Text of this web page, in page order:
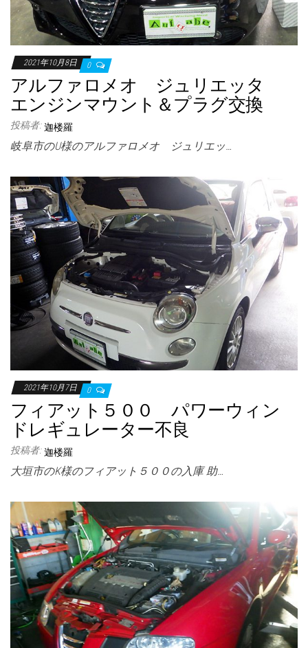
2021年10月8日 0
アルファロメオ ジュリエッタ
エンジンマウント＆プラグ交換
投稿者: 迦楼羅
岐阜市のU様のアルファロメオ ジュリエッ…
2021年10月7日 0
フィアット５００ パワーウィン
ドレギュレーター不良
投稿者: 迦楼羅
大垣市のK様のフィアット５００の入庫 助…